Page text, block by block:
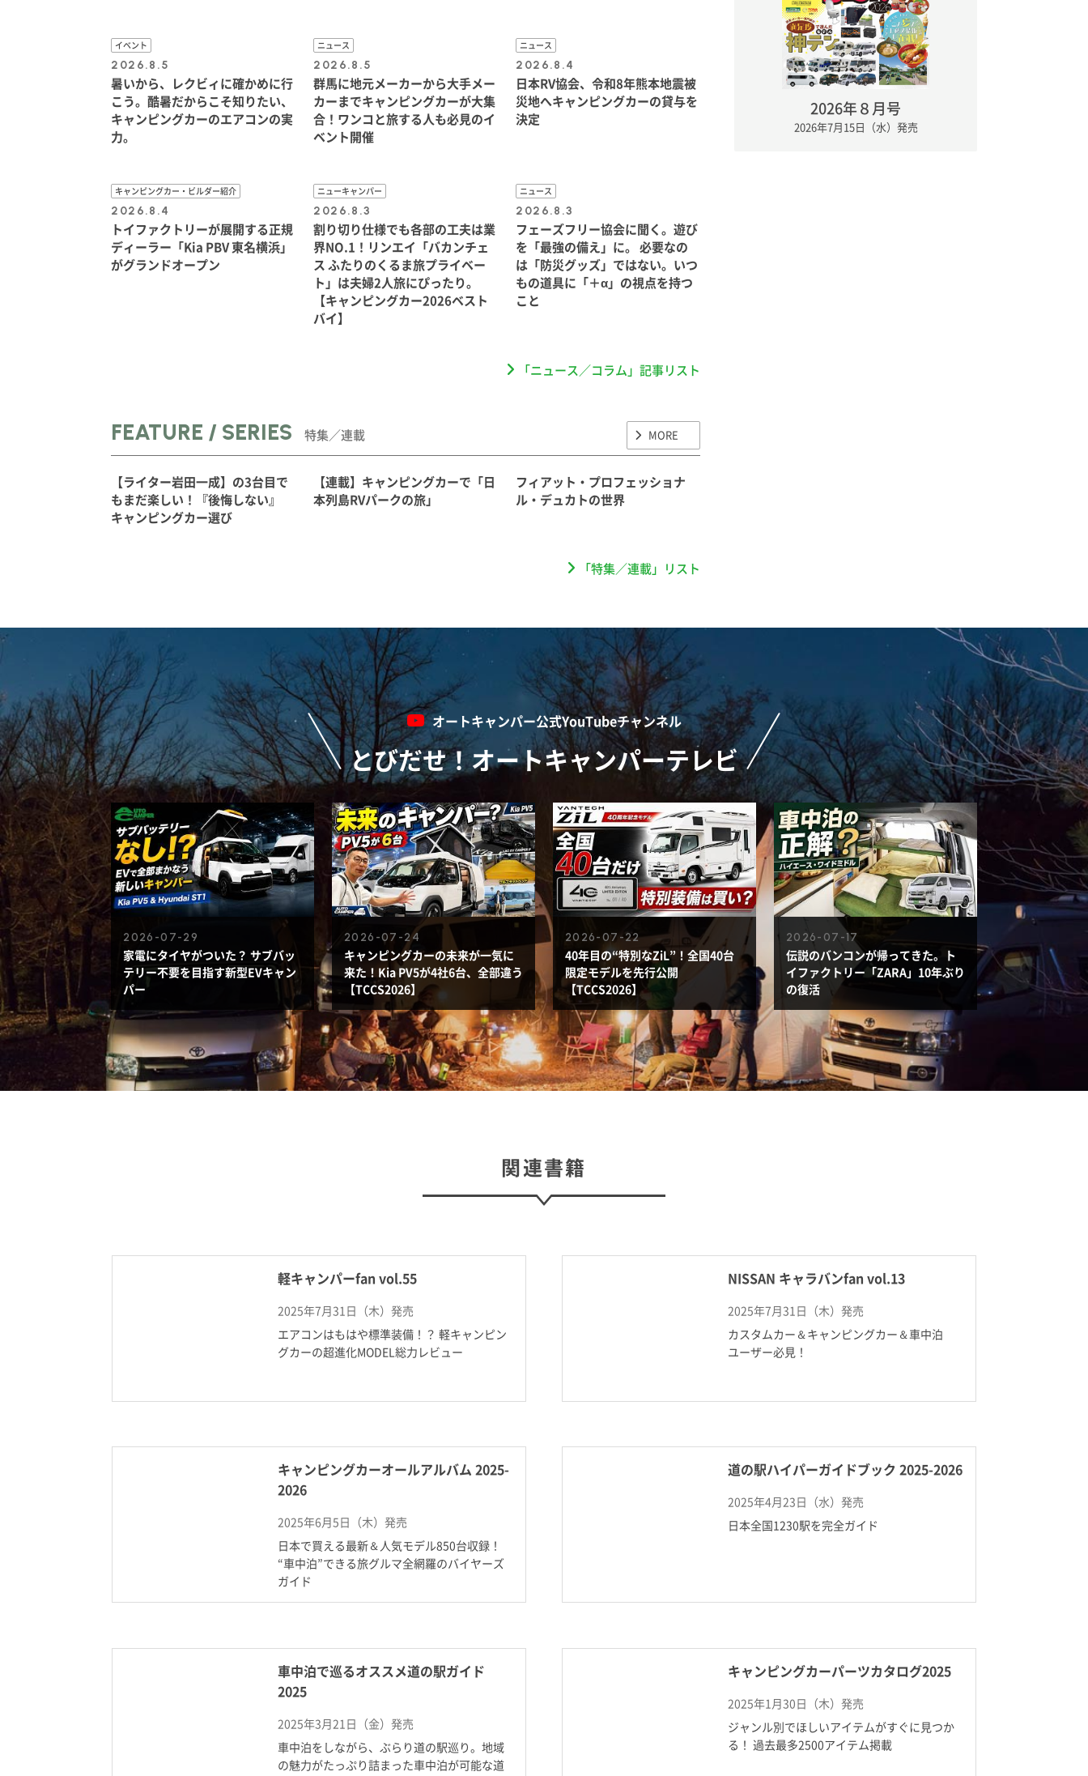
イベント
2026.8.5
暑いから、レクビィに確かめに行
こう。酷暑だからこそ知りたい、
キャンピングカーのエアコンの実
力。
ニュース
2026.8.5
群馬に地元メーカーから大手メー
カーまでキャンピングカーが大集
合！ワンコと旅する人も必見のイ
ベント開催
ニュース
2026.8.4
日本RV協会、令和8年熊本地震被
災地へキャンピングカーの貸与を
決定
キャンピングカー・ビルダー紹介
2026.8.4
トイファクトリーが展開する正規
ディーラー「Kia PBV 東名横浜」
がグランドオープン
ニューキャンパー
2026.8.3
割り切り仕様でも各部の工夫は業
界NO.1！リンエイ「バカンチェ
ス ふたりのくるま旅プライベー
ト」は夫婦2人旅にぴったり。
【キャンピングカー2026ベスト
バイ】
ニュース
2026.8.3
フェーズフリー協会に聞く。遊び
を「最強の備え」に。 必要なの
は「防災グッズ」ではない。いつ
もの道具に「＋α」の視点を持つ
こと
「ニュース／コラム」記事リスト
FEATURE / SERIES 特集／連載 MORE
【ライター岩田一成】の3台目で
もまだ楽しい！『後悔しない』
キャンピングカー選び
【連載】キャンピングカーで「日
本列島RVパークの旅」
フィアット・プロフェッショナ
ル・デュカトの世界
「特集／連載」リスト
2026年８月号
2026年7月15日（水）発売
オートキャンパー公式YouTubeチャンネル
とびだせ！オートキャンパーテレビ
2026-07-29
家電にタイヤがついた？ サブバッ
テリー不要を目指す新型EVキャン
パー
2026-07-24
キャンピングカーの未来が一気に
来た！Kia PV5が4社6台、全部違う
【TCCS2026】
2026-07-22
40年目の“特別なZiL”！全国40台
限定モデルを先行公開
【TCCS2026】
2026-07-17
伝説のバンコンが帰ってきた。ト
イファクトリー「ZARA」10年ぶり
の復活
関連書籍
軽キャンパーfan vol.55
2025年7月31日（木）発売
エアコンはもはや標準装備！？ 軽キャンピン
グカーの超進化MODEL総力レビュー
NISSAN キャラバンfan vol.13
2025年7月31日（木）発売
カスタムカー＆キャンピングカー＆車中泊
ユーザー必見！
キャンピングカーオールアルバム 2025-
2026
2025年6月5日（木）発売
日本で買える最新＆人気モデル850台収録！
“車中泊”できる旅グルマ全網羅のバイヤーズ
ガイド
道の駅ハイパーガイドブック 2025-2026
2025年4月23日（水）発売
日本全国1230駅を完全ガイド
車中泊で巡るオススメ道の駅ガイド
2025
2025年3月21日（金）発売
車中泊をしながら、ぶらり道の駅巡り。地域
の魅力がたっぷり詰まった車中泊が可能な道
キャンピングカーパーツカタログ2025
2025年1月30日（木）発売
ジャンル別でほしいアイテムがすぐに見つか
る！ 過去最多2500アイテム掲載